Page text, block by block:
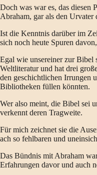
Doch was war es, das diesen
Abraham, gar als den Urvater
Ist die Kenntnis darüber im
sich noch heute Spuren
Egal wie unsereiner zur Bibel
Weltliteratur und hat drei
den geschichtlichen Irrungen
Bibliotheken füllen könnten.
Wer also meint, die Bibel sei
verkennt deren Tragweite.
Für mich zeichnet sie die
ach so fehlbaren und
Das Bündnis mit Abraham
Erfahrungen davor und auch